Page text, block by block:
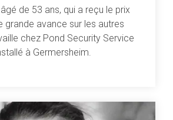
de 53 ans, qui a reçu le prix
grande avance sur les autres
chez Pond Security Service
à Germersheim.